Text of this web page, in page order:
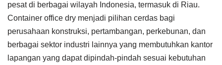
pesat di berbagai wilayah Indonesia, termasuk di Riau.
Container office dry menjadi pilihan cerdas bagi
perusahaan konstruksi, pertambangan, perkebunan, dan
berbagai sektor industri lainnya yang membutuhkan kantor
lapangan yang dapat dipindah-pindah sesuai kebutuhan